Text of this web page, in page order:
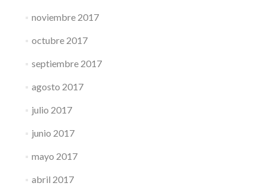
noviembre 2017
octubre 2017
septiembre 2017
agosto 2017
julio 2017
junio 2017
mayo 2017
abril 2017